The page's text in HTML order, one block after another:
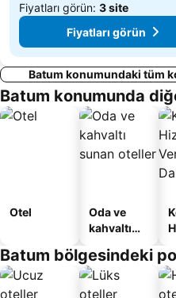
Fiyatları görün: 3 site
Fiyatları görün
Batum konumundaki tüm
Batum konumunda
Otel
Oda ve
kahvaltı
oteller
Batum bölgesindeki